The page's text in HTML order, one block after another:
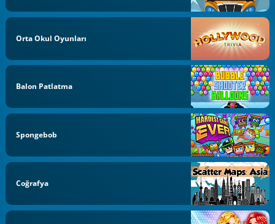
Orta Okul Oyunları
Balon Patlatma
Spongebob
Coğrafya